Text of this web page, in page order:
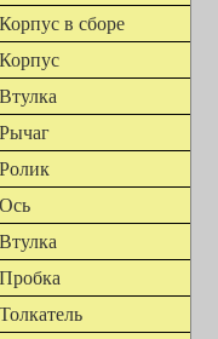
Корпус в сборе
Корпус
Втулка
Рычаг
Ролик
Ось
Втулка
Пробка
Толкатель